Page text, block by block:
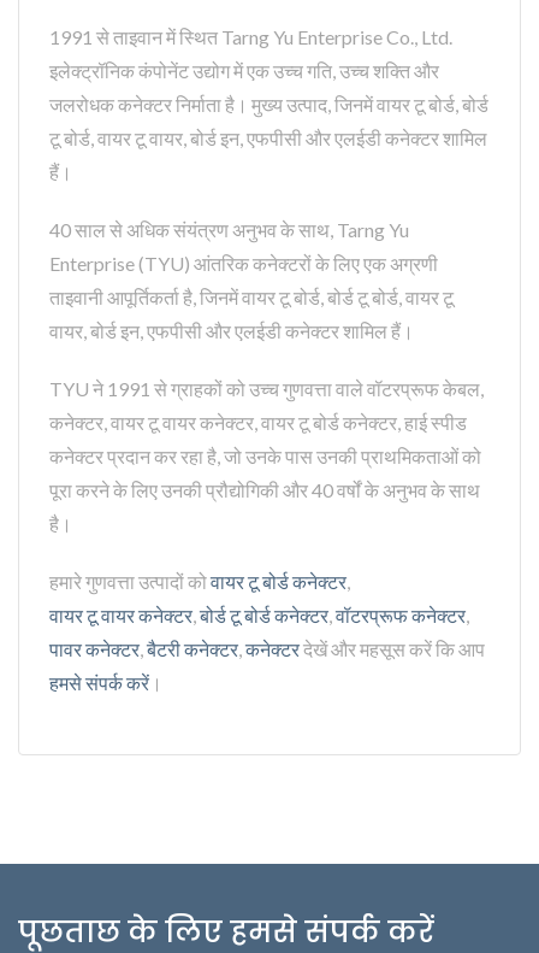
1991 से ताइवान में स्थित Tarng Yu Enterprise Co., Ltd.
इलेक्ट्रॉनिक कंपोनेंट उद्योग में एक उच्च गति, उच्च शक्ति और
जलरोधक कनेक्टर निर्माता है। मुख्य उत्पाद, जिनमें वायर टू बोर्ड, बोर्ड
टू बोर्ड, वायर टू वायर, बोर्ड इन, एफपीसी और एलईडी कनेक्टर शामिल
हैं।
40 साल से अधिक संयंत्रण अनुभव के साथ, Tarng Yu
Enterprise (TYU) आंतरिक कनेक्टरों के लिए एक अग्रणी
ताइवानी आपूर्तिकर्ता है, जिनमें वायर टू बोर्ड, बोर्ड टू बोर्ड, वायर टू
वायर, बोर्ड इन, एफपीसी और एलईडी कनेक्टर शामिल हैं।
TYU ने 1991 से ग्राहकों को उच्च गुणवत्ता वाले वॉटरप्रूफ केबल,
कनेक्टर, वायर टू वायर कनेक्टर, वायर टू बोर्ड कनेक्टर, हाई स्पीड
कनेक्टर प्रदान कर रहा है, जो उनके पास उनकी प्राथमिकताओं को
पूरा करने के लिए उनकी प्रौद्योगिकी और 40 वर्षों के अनुभव के साथ
है।
हमारे गुणवत्ता उत्पादों कोवायर टू बोर्ड कनेक्टर,
वायर टू वायर कनेक्टर,बोर्ड टू बोर्ड कनेक्टर,वॉटरप्रूफ कनेक्टर,
पावर कनेक्टर,बैटरी कनेक्टर,कनेक्टरदेखें और महसूस करें कि आप
हमसे संपर्क करें ।
पूछताछ के लिए हमसे संपर्क करें